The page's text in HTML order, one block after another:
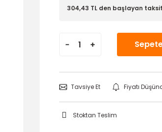
304,43 TL den başlayan
Tavsiye Et Fiyatı
Stoktan Teslim